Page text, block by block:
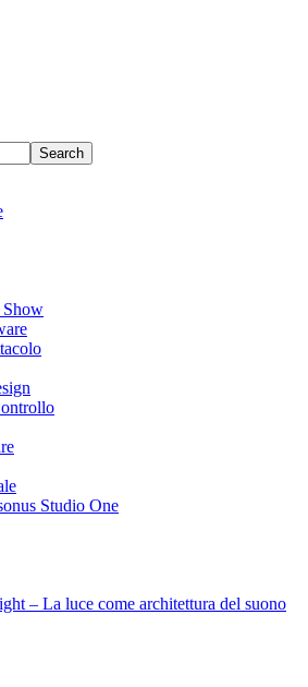
Studio One
– La luce come architettura del suono